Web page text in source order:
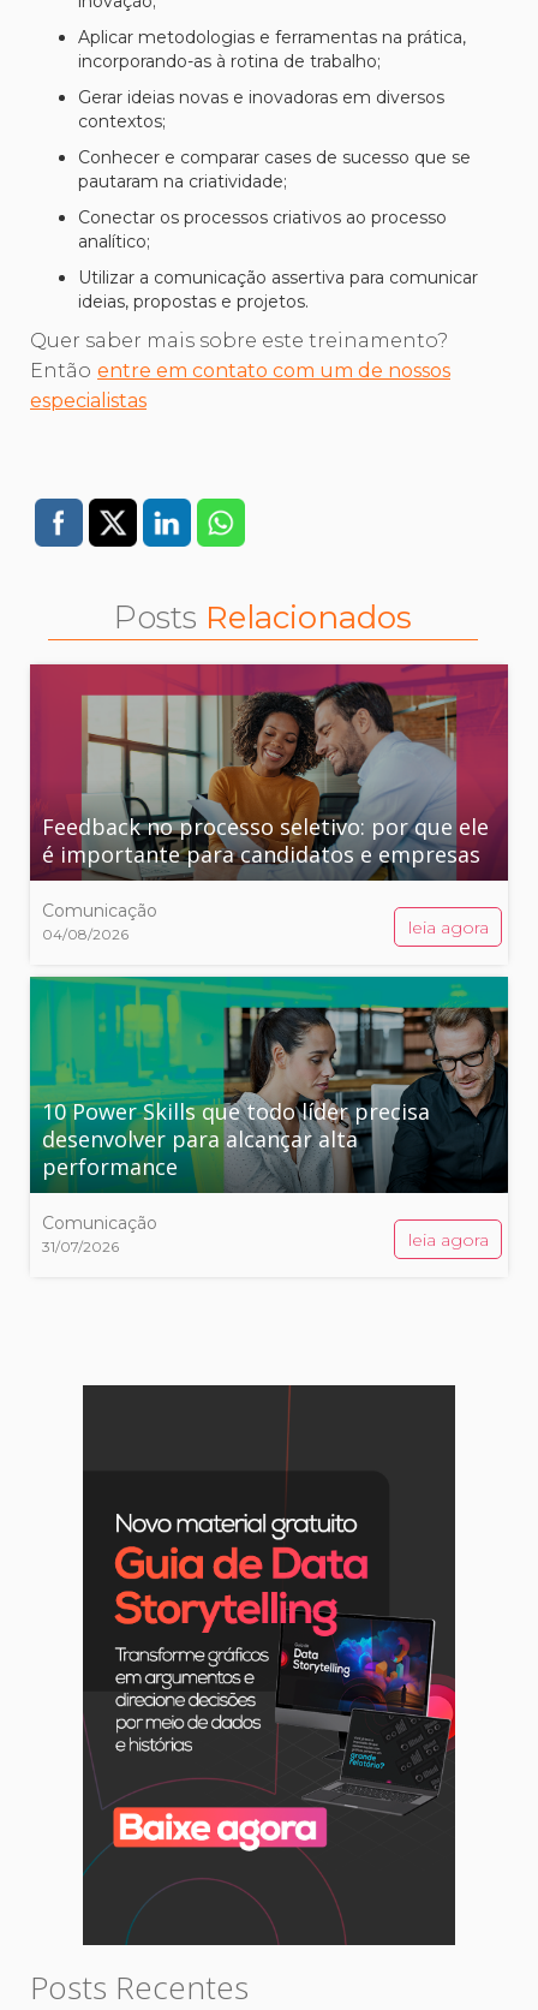
Aplicar metodologias e ferramentas na prática,
incorporando-as à rotina de trabalho;
Gerar ideias novas e inovadoras em diversos
contextos;
Conhecer e comparar cases de sucesso que se
pautaram na criatividade;
Conectar os processos criativos ao processo
analítico;
Utilizar a comunicação assertiva para comunicar
ideias, propostas e projetos.
Quer saber mais sobre este treinamento?
Então entre em contato com um de nossos
especialistas
Posts Relacionados
Feedback no processo seletivo: por que ele
é importante para candidatos e empresas
Comunicação
04/08/2026 leia agora
10 Power Skills que todo líder precisa
desenvolver para alcançar alta
performance
Comunicação
31/07/2026 leia agora
Posts Recentes